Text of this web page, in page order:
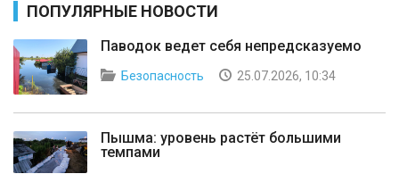
ПОПУЛЯРНЫЕ НОВОСТИ
Паводок ведет себя непредсказуемо
Безопасность 25.07.2026, 10:34
Пышма: уровень растёт большими
темпами